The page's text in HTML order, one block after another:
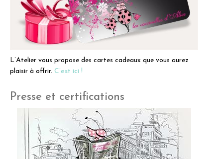
L’Atelier vous propose des cartes cadeaux que vous aurez
plaisir à offrir. C’est ici !
Presse et certifications